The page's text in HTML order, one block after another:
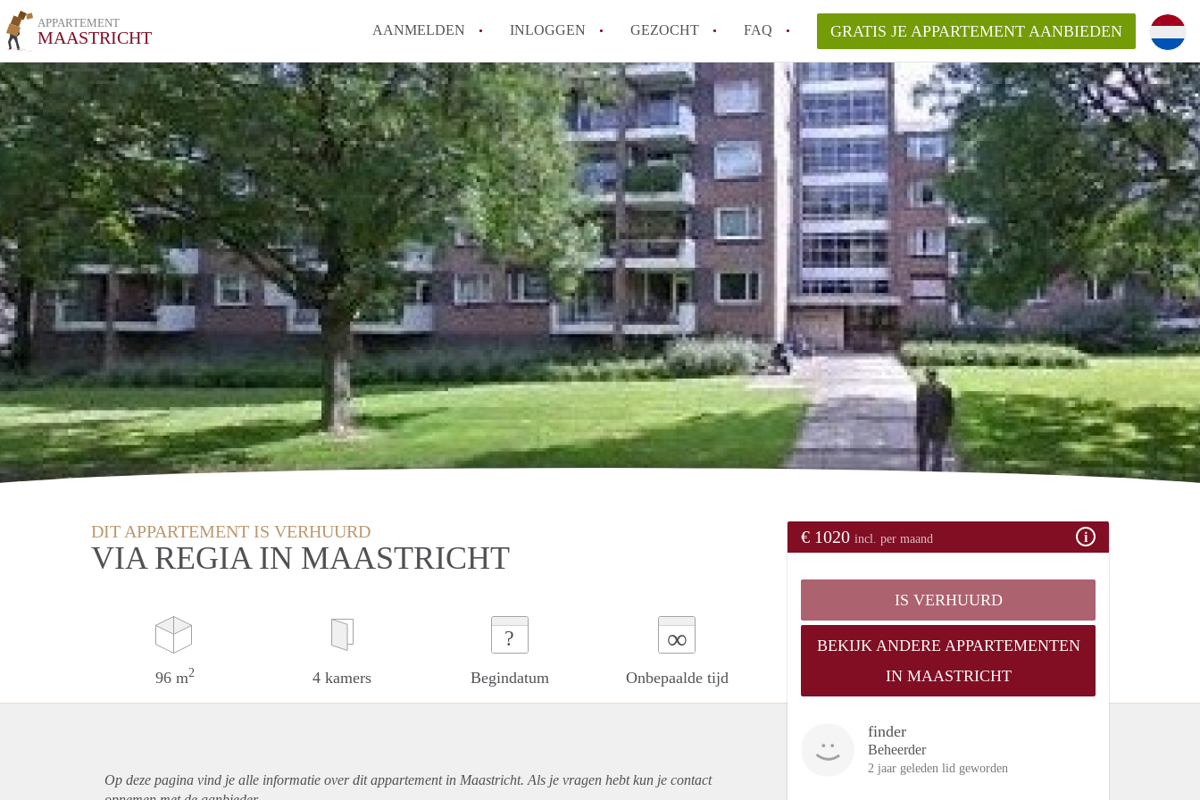
APPARTEMENT
MAASTRICHT AANMELDEN INLOGGEN GEZOCHT FAQ
How to translate AppartementMaastricht!
Wat is AppartementMaastricht?
Hoeveel kost het om te reageren op een Appartement in Maastricht?
Wat is de privacyverklaring van AppartementMaastricht?
Berekent AppartementMaastricht
makelaarsvergoeding/bemiddelingsvergoeding?
Alle veelgestelde vragen
GRATIS JE APPARTEMENT AANBIEDEN
DIT APPARTEMENT IS VERHUURD
VIA REGIA IN MAASTRICHT
96 m2 4 kamers
?
Begindatum
∞
Onbepaalde tijd
€ 1020 incl. per maand
IS VERHUURD
BEKIJK ANDERE APPARTEMENTEN
IN MAASTRICHT
finder
Beheerder
2 jaar geleden lid geworden
Op deze pagina vind je alle informatie over ditappartementin Maastricht. Als je vragen hebt kun je contact